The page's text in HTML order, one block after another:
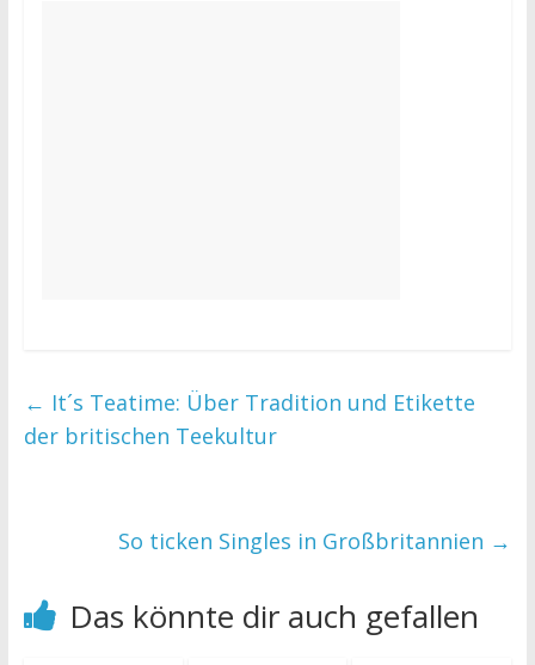
← It´s Teatime: Über Tradition und Etikette
der britischen Teekultur
So ticken Singles in Großbritannien →
Das könnte dir auch gefallen